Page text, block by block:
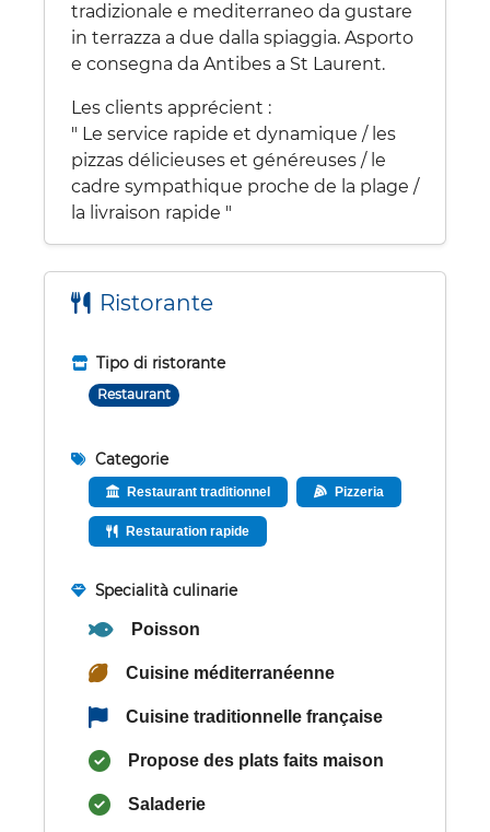
tradizionale e mediterraneo da gustare
in terrazza a due dalla spiaggia. Asporto
e consegna da Antibes a St Laurent.
Les clients apprécient :
" Le service rapide et dynamique / les
pizzas délicieuses et généreuses / le
cadre sympathique proche de la plage /
la livraison rapide "
Ristorante
Tipo di ristorante
Restaurant
Categorie
Restaurant traditionnel Pizzeria
Restauration rapide
Specialità culinarie
Poisson
Cuisine méditerranéenne
Cuisine traditionnelle française
Propose des plats faits maison
Saladerie